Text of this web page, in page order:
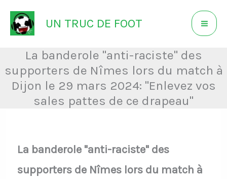
Aller
au
contenu
UN TRUC DE FOOT
La banderole "anti-raciste" des
supporters de Nîmes lors du match à
Dijon le 29 mars 2024: "Enlevez vos
sales pattes de ce drapeau"
La banderole "anti-raciste" des
supporters de Nîmes lors du match à